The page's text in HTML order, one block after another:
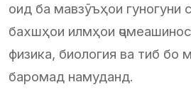
оид ба мавзӯъҳои гуногуни
бахшҳои илмҳои
физика, биология ва тиб бо
баромад намуданд.